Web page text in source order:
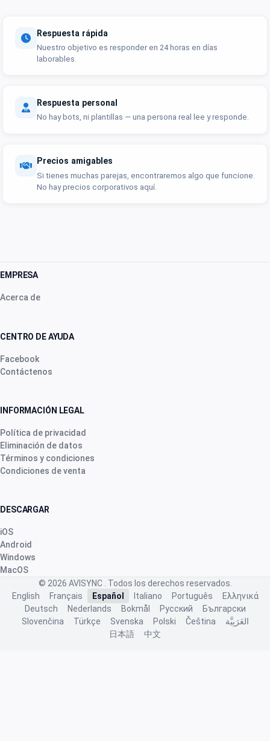
Respuesta rápida
Nuestro objetivo es responder en 24 horas en días
laborables.
Respuesta personal
No hay bots, ni plantillas — una persona real lee y responde.
Precios amigables
Si tienes muchas parejas, encontraremos algo que funcione.
No hay precios corporativos aquí.
EMPRESA
Acerca de
CENTRO DE AYUDA
Facebook
Contáctenos
INFORMACIÓN LEGAL
Política de privacidad
Eliminación de datos
Términos y condiciones
Condiciones de venta
DESCARGAR
iOS
Android
Windows
MacOS
© 2026 AVISYNC
. Todos los derechos reservados.
English
Français Español Italiano Português
Ελληνικά
Deutsch
Nederlands Bokmål Русский
Български
Slovenčina
Türkçe Svenska Polski Čeština
العَرَبِيَّة
日本語
中文